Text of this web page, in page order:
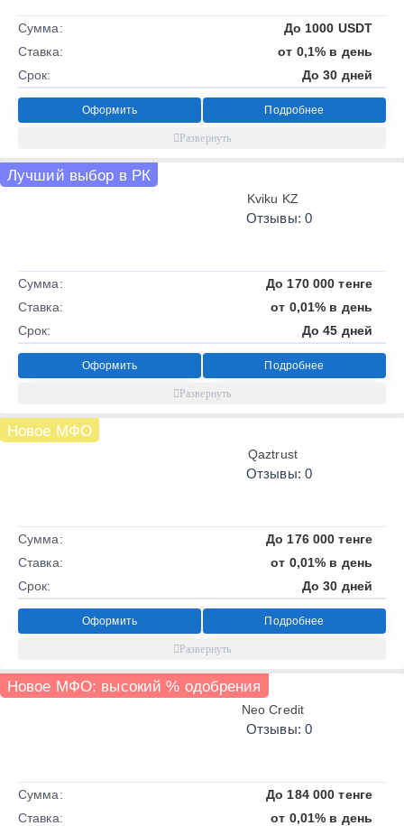
Сумма:
До 1000 USDT
Ставка:
от 0,1% в день
Срок:
До 30 дней
Оформить Подробнее
Лучший выбор в РК
Kviku KZ
Отзывы: 0
Сумма:
До 170 000 тенге
Ставка:
от 0,01% в день
Срок:
До 45 дней
Оформить Подробнее
Новое МФО
Qaztrust
Отзывы: 0
Сумма:
До 176 000 тенге
Ставка:
от 0,01% в день
Срок:
До 30 дней
Оформить Подробнее
Новое МФО: высокий % одобрения
Neo Credit
Отзывы: 0
Сумма:
До 184 000 тенге
Ставка:
от 0,01% в день